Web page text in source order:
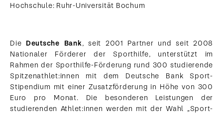
Hochschule: Ruhr-Universität Bochum
Die Deutsche Bank, seit 2001 Partner und seit 2008
Nationaler Förderer der Sporthilfe, unterstützt im
Rahmen der Sporthilfe-Förderung rund 300 studierende
Spitzenathlet:innen mit dem Deutsche Bank Sport-
Stipendium mit einer Zusatzförderung in Höhe von 300
Euro pro Monat. Die besonderen Leistungen der
studierenden Athlet:innen werden mit der Wahl „Sport-